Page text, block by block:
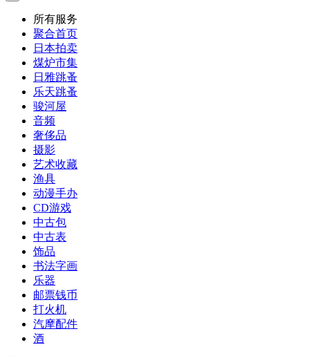
所有服务
聚合首页
日本拍卖
煤炉市集
日雅跳蚤
乐天跳蚤
骏河屋
音频
奢侈品
摄影
艺术收藏
渔具
动漫手办
CD游戏
中古包
中古表
饰品
书法字画
乐器
邮票钱币
打火机
汽摩配件
酒